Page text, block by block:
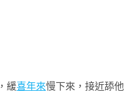
，緩喜年來慢下來，接近舔他